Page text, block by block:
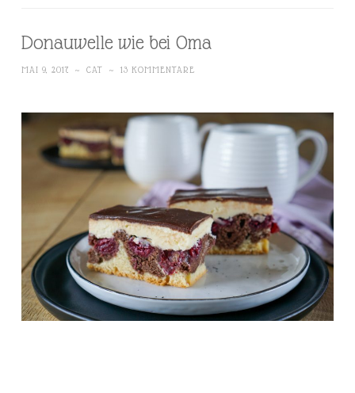
Donauwelle wie bei Oma
MAI 9, 2017 ~ CAT ~ 13 KOMMENTARE